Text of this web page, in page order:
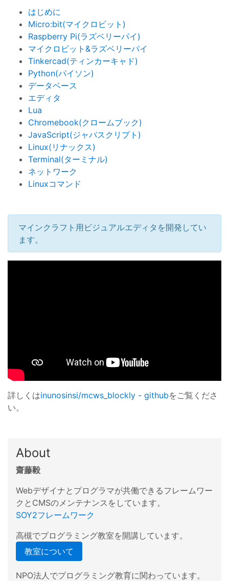
はじめに
Micro:bit(マイクロビット)
Raspberry Pi(ラズベリーパイ)
マイクロビット&ラズベリーパイ
Tinkercad(ティンカーキャド)
Python(パイソン)
データベース
エディタ
Lua
Chromebook(クロームブック)
JavaScript(ジャバスクリプト)
Linux(リナックス)
Terminal(ターミナル)
ネットワーク
Linuxコマンド
マインクラフト用ビジュアルエディタを開発してい
ます。
詳しくはinunosinsi/mcws_blockly - githubをご覧くださ
い。
About
齋藤毅
Webデザイナとプログラマが共働できるフレームワー
クとCMSのメンテナンスをしています。
SOY2フレームワーク
高槻でプログラミング教室を開講しています。
教室について
NPO法人でプログラミング教育に関わっています。